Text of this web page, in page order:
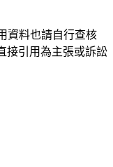
資料也請自行查核
接引用為主張或訴訟